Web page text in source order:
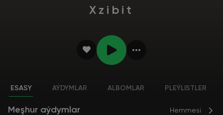
Xzibit
ESASY AÝDYMLAR ALBOMLAR PLEÝLISTLER
Meşhur aýdymlar Hemmesi